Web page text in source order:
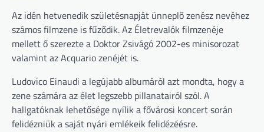
Az idén hetvenedik születésnapját ünneplő zenész nevéhez
számos filmzene is fűződik. Az Életrevalók filmzenéje
mellett ő szerezte a Doktor Zsivágó 2002-es minisorozat
valamint az Acquario zenéjét is.
Ludovico Einaudi a legújabb albumáról azt mondta, hogy a
zene számára az élet legszebb pillanatairól szól. A
hallgatóknak lehetősége nyílik a fővárosi koncert során
felidézniük a saját nyári emlékeik felidézéésre.